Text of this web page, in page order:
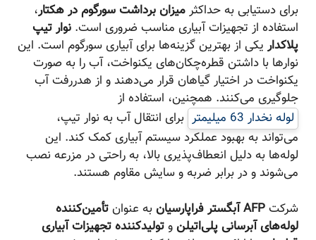
برای دستیابی به حداکثرمیزان برداشت سورگوم در هکتار،
استفاده از تجهیزات آبیاری مناسب ضروری است. نوار تیپ
پلاکدار یکی از بهترین گزینه‌ها برای آبیاری سورگوم است. این
نوارها با داشتن قطره‌چکان‌های یکنواخت، آب را به صورت
یکنواخت در اختیار گیاهان قرار می‌دهند و از هدررفت آب
جلوگیری می‌کنند. همچنین، استفاده از
لوله نخدار 63 میلیمتر
برای انتقال آب به نوار تیپ،
می‌تواند به بهبود عملکرد سیستم آبیاری کمک کند. این
لوله‌ها به دلیل انعطاف‌پذیری بالا، به راحتی در مزرعه نصب
می‌شوند و در برابر ضربه و سایش مقاوم هستند.
شرکتAFP آبگستر فراپارسیان به عنوانتأمین‌کننده
لوله‌های آبرسانی پلی‌اتیلنوتولیدکننده تجهیزات آبیاری